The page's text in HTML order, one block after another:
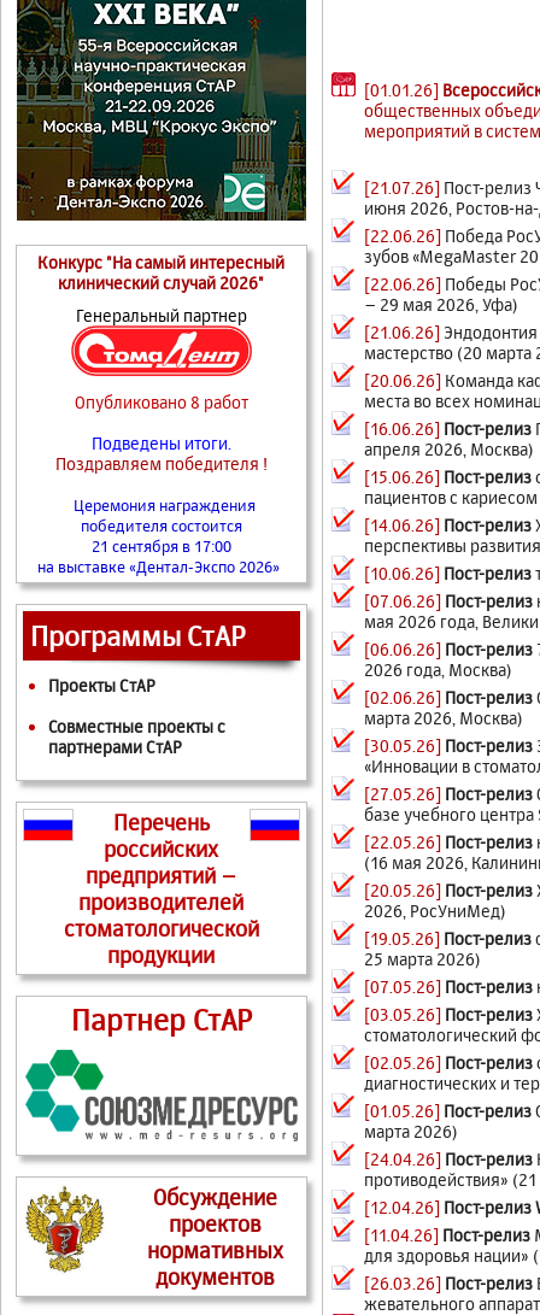
Конкурс "На самый интересный
клинический случай 2026"
Генеральный партнер
Опубликовано 8 работ
Подведены итоги.
Поздравляем победителя !
Церемония награждения
победителя состоится
21 сентября в 17:00
на выставке «Дентал-Экспо 2026»
Программы СтАР
Проекты СтАР
Совместные проекты с
партнерами СтАР
Перечень
российских
предприятий –
производителей
стоматологической
продукции
Партнер СтАР
Обсуждение
проектов
нормативных
документов
[01.01.26]
общественных
мероприятий в
[21.07.26] Пост-релиз
июня 2026, Ростов-
[22.06.26] Победа
зубов «MegaMaster
[22.06.26] Победы
– 29 мая 2026, Уфа)
[21.06.26]
мастерство (20 марта
[20.06.26] Команда
места во всех
[16.06.26] Пост-релиз
апреля 2026, Москва)
[15.06.26] Пост-релиз
пациентов с
[14.06.26] Пост-релиз
перспективы
[10.06.26] Пост-релиз
[07.06.26] Пост-релиз
мая 2026 года,
[06.06.26] Пост-релиз
2026 года, Москва)
[02.06.26] Пост-релиз
марта 2026, Москва)
[30.05.26] Пост-релиз
«Инновации в
[27.05.26] Пост-релиз
базе учебного
[22.05.26] Пост-релиз
(16 мая 2026,
[20.05.26] Пост-релиз
2026, РосУниМед)
[19.05.26] Пост-релиз
25 марта 2026)
[07.05.26] Пост-релиз
[03.05.26] Пост-релиз
стоматологический
[02.05.26] Пост-релиз
диагностических и
[01.05.26] Пост-релиз
марта 2026)
[24.04.26] Пост-релиз
противодействия»
[12.04.26] Пост-релиз
[11.04.26] Пост-релиз
для здоровья нации»
[26.03.26] Пост-релиз
жевательного